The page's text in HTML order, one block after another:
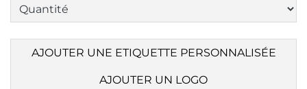
AJOUTER UNE ETIQUETTE PERSONNALISÉE
AJOUTER UN LOGO